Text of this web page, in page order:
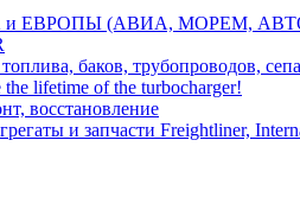
и ЕВРОПЫ (АВИА, МОРЕМ,
баков, трубопроводов,
lifetime of the turbocharger!
восстановление
и запчасти Freightliner,